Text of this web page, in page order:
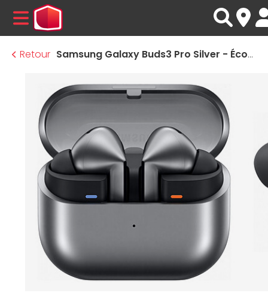
MENU
Retour
Samsung Galaxy Buds3 Pro Silver - Écouteurs sans fil